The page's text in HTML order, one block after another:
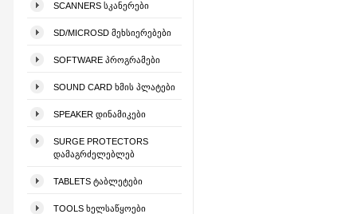
SCANNERS ᲡᲙᲐᲜᲔᲠᲔᲑᲘ
SD/MICROSD ᲛᲔᲮᲡᲘᲔᲠᲔᲑᲔᲑᲘ
SOFTWARE ᲞᲠᲝᲒᲠᲐᲛᲔᲑᲘ
SOUND CARD ᲮᲛᲘᲡ ᲞᲚᲐᲢᲔᲑᲘ
SPEAKER ᲓᲘᲜᲐᲛᲘᲙᲔᲑᲘ
SURGE PROTECTORS
ᲓᲐᲛᲐᲒᲠᲫᲔᲚᲔᲑᲚᲔᲑ
TABLETS ᲢᲐᲑᲚᲔᲢᲔᲑᲘ
TOOLS ᲮᲔᲚᲡᲐᲬᲧᲝᲔᲑᲘ